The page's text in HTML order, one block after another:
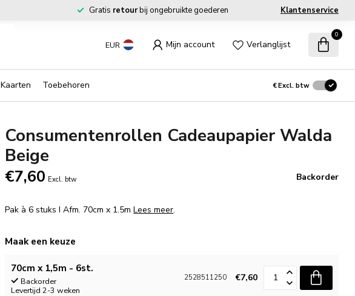
Gratis retourbij ongebruikte goederen Klantenservice
EUR Mijn account Verlanglijst
0
Kaarten Toebehoren €Excl. btw
Consumentenrollen Cadeaupapier Walda
Beige
€7,60 Excl. btw Backorder
Pak à 6 stuks I Afm. 70cm x 1.5mLees meer.
Maak een keuze
70cm x 1,5m - 6st.
Backorder
Levertijd 2-3 weken
2528511250 €7,60